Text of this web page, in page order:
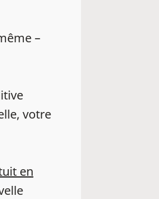
–
votre
en